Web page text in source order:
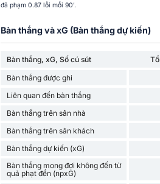
đã phạm 0.87 lỗi mỗi 90'.
Bàn thắng và xG (Bàn thắng dự kiến)
Bàn thắng, xG, Số cú sút
Bàn thắng được ghi
Liên quan đến bàn thắng
Bàn thắng trên sân nhà
Bàn thắng trên sân khách
Bàn thắng dự kiến (xG)
Bàn thắng mong đợi không đến từ
quả phạt đền (npxG)